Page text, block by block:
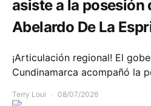
asiste a la posesión
Abelardo De La
¡Articulación regional! El
Cundinamarca acompañó la
Terry Loui 08/07/2026